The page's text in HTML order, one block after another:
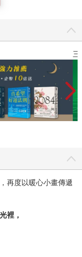
本也是經過貼心的
了，日照時間也漸
己再更好一點
的觀察力，和益發
他試著把大家都懂
自己可以去做到之
這些事，試圖說些
以提醒那些其實你
你說，要怎樣愛情
對你好。眼淚有好
而可以是被了解的
不那麼孤單。」 肆
為犀利、偶爾又相
個男人的告白」那
殘酷，然而內文的
過自己不是戀愛高
都是別人的愛情故
，正面、積極，鼓
三
再度以暖心小畫傳遞
裡，